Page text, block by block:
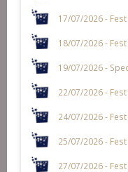
17/07/2026 -
18/07/2026 -
19/07/2026 -
22/07/2026 -
24/07/2026 -
25/07/2026 -
27/07/2026 -